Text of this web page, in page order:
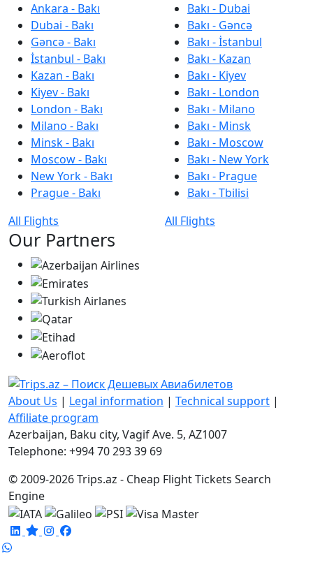
Ankara - Bakı
Dubai - Bakı
Gəncə - Bakı
İstanbul - Bakı
Kazan - Bakı
Kiyev - Bakı
London - Bakı
Milano - Bakı
Minsk - Bakı
Moscow - Bakı
New York - Bakı
Prague - Bakı
All Flights
Bakı - Dubai
Bakı - Gəncə
Bakı - İstanbul
Bakı - Kazan
Bakı - Kiyev
Bakı - London
Bakı - Milano
Bakı - Minsk
Bakı - Moscow
Bakı - New York
Bakı - Prague
Bakı - Tbilisi
All Flights
Our Partners
About Us | Legal information | Technical support |
Affiliate program
Azerbaijan, Baku city, Vagif Ave. 5, AZ1007
Telephone: +994 70 293 39 69
© 2009-2026 Trips.az - Cheap Flight Tickets Search
Engine